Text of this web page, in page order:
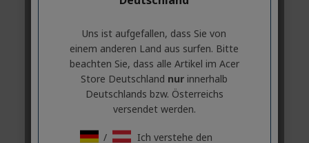
Uns ist aufgefallen, dass Sie von
einem anderen Land aus surfen. Bitte
beachten Sie, dass alle Artikel im Acer
Store Deutschland nur innerhalb
Deutschlands bzw. Österreichs
versendet werden.
/
Ich verstehe den